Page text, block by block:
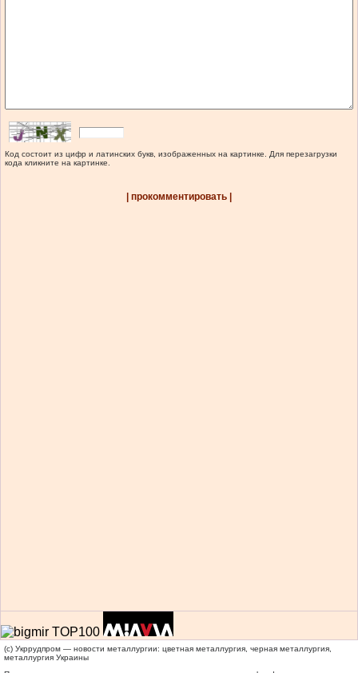
Код состоит из цифр и латинских букв, изображенных на картинке. Для перезагрузки
кода кликните на картинке.
| прокомментировать |
(c) Укррудпром — новости металлургии: цветная металлургия, черная металлургия,
металлургия Украины